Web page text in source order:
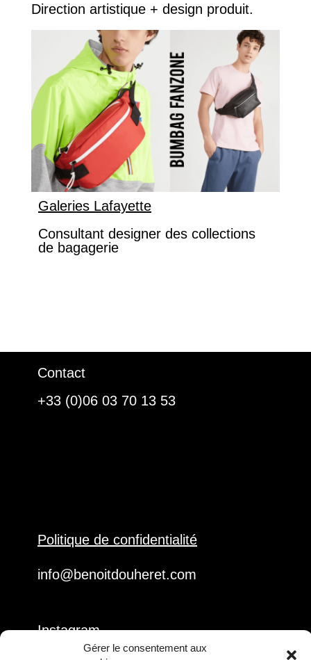
Gérer le consentement aux
Direction artistique + design produit.
Galeries Lafayette
Consultant designer des collections
de bagagerie
Contact
+33 (0)06 03 70 13 53
Politique de confidentialité
info@benoitdouheret.com
Instagram